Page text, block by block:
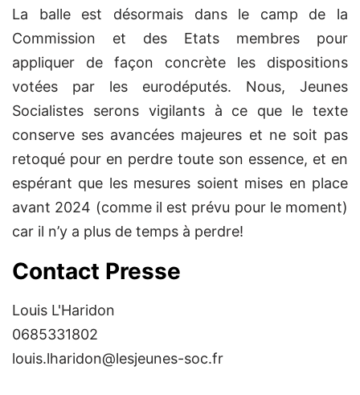
La balle est désormais dans le camp de la
Commission et des Etats membres pour
appliquer de façon concrète les dispositions
votées par les eurodéputés. Nous, Jeunes
Socialistes serons vigilants à ce que le texte
conserve ses avancées majeures et ne soit pas
retoqué pour en perdre toute son essence, et en
espérant que les mesures soient mises en place
avant 2024 (comme il est prévu pour le moment)
car il n’y a plus de temps à perdre!
Contact Presse
Louis L'Haridon
0685331802
louis.lharidon@lesjeunes-soc.fr